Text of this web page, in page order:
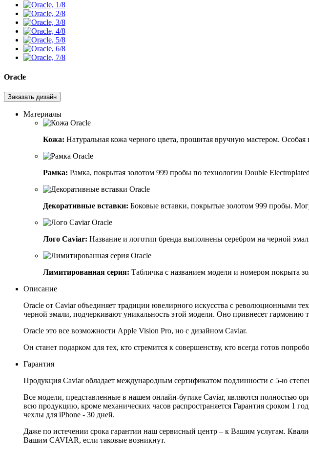
Oracle
Заказать дизайн
Материалы
Кожа: Натуральная кожа черного цвета, прошитая вручную мастером.
Рамка: Рамка, покрытая золотом 999 пробы по технологии Double
Декоративные вставки: Боковые вставки, покрытые золотом 999 пробы.
Лого Caviar: Название и логотип бренда выполнены серебром на черной
Лимитированная серия: Табличка с названием модели и номером покрыта
Описание
Oracle от Caviar объединяет традиции ювелирного искусства с революционными
черной эмали, подчеркивают уникальность этой модели. Оно привнесет
Oracle это все возможности Apple Vision Pro, но с дизайном Caviar.
Он станет подарком для тех, кто стремится к совершенству, кто всегда готов
Гарантия
Продукция Caviar обладает международным сертификатом подлинности с 5-ю
Все модели, представленные в нашем онлайн-бутике Caviar, являются полностью
всю продукцию, кроме механических часов распространяется Гарантия сроком 1
чехлы для iPhone - 30 дней.
Даже по истечении срока гарантии наш сервисный центр – к Вашим услугам.
Вашим CAVIAR, если таковые возникнут.